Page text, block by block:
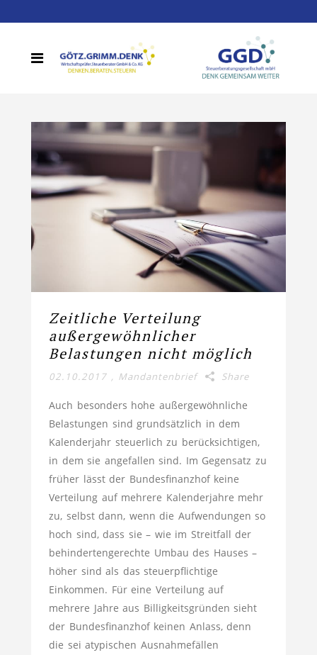
Zeitliche Verteilung
außerge­wöhn­licher
Belastungen nicht möglich
02.10.2017 , Mandantenbrief Share
Auch besonders hohe außergewöhnliche
Belastungen sind grundsätzlich in dem
Kalenderjahr steuerlich zu berücksichtigen,
in dem sie angefallen sind. Im Gegensatz zu
früher lässt der Bundesfinanzhof keine
Verteilung auf mehrere Kalenderjahre mehr
zu, selbst dann, wenn die Aufwendungen so
hoch sind, dass sie – wie im Streitfall der
behindertengerechte Umbau des Hauses –
höher sind als das steuerpflichtige
Einkommen. Für eine Verteilung auf
mehrere Jahre aus Billigkeitsgründen sieht
der Bundesfinanzhof keinen Anlass, denn
die sei atypischen Ausnahmefällen